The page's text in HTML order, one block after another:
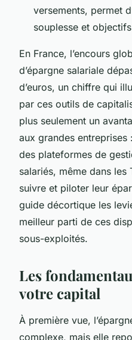
versements, permet
souplesse et
En France, l’encours
d’épargne salariale
d’euros, un chiffre qui
par ces outils de
plus seulement un
aux grandes
des plateformes de
salariés, même dans les
suivre et piloter leur
guide décortique les
meilleur parti de ces
sous-exploités.
Les
votre capital
À première vue,
complexe, mais elle